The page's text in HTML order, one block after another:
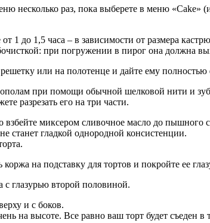
несколько раз, пока выберете в меню «Cake»
1 до 1,5 часа – в зависимости от размера
при погружении в пирог она должна
или на полотенце и дайте ему полностью
при помощи обычной шелковой нити и
разрезать его на три части.
взбейте миксером сливочное масло до пышного
станет гладкой однородной консистенции.
на подставку для тортов и покройте ее
глазурью второй половиной.
и с боков.
на высоте. Все равно ваш торт будет съеден